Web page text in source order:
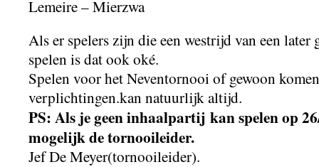
Lemeire – Mierzwa
Als er spelers zijn die een westrijd van een
spelen is dat ook oké.
Spelen voor het Neventornooi of gewoon
verplichtingen.kan natuurlijk altijd.
PS: Als je geen inhaalpartij kan spelen op
mogelijk de tornooileider.
Jef De Meyer(tornooileider).